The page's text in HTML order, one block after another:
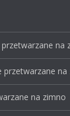
na
przetwarzane na
na zimno